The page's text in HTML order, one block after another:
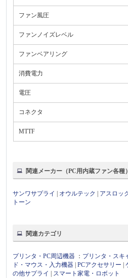
ファン風圧
ファンノイズレベル
ファンベアリング
消費電力
電圧
コネクタ
MTTF
関連メーカー（PC用内蔵ファン各種）
サンワサプライ | オウルテック | アスロッ
トーン
関連カテゴリ
プリンタ・PC周辺機器 ： プリンタ・スキ
ド・マウス・入力機器 |PCアクセサリー |
の他サプライ | スマート家電・ロボット